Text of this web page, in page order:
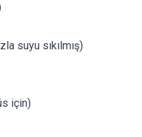
suyu sıkılmış)
için)